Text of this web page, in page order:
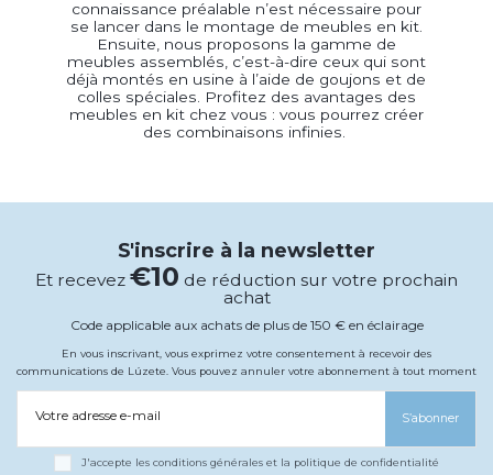
connaissance préalable n’est nécessaire pour
se lancer dans le montage de meubles en kit.
Ensuite, nous proposons la gamme de
meubles assemblés, c’est-à-dire ceux qui sont
déjà montés en usine à l’aide de goujons et de
colles spéciales. Profitez des avantages des
meubles en kit chez vous : vous pourrez créer
des combinaisons infinies.
S'inscrire à la newsletter
Et recevez €10 de réduction sur votre prochain
achat
Code applicable aux achats de plus de 150 € en éclairage
En vous inscrivant, vous exprimez votre consentement à recevoir des
communications de Lúzete. Vous pouvez annuler votre abonnement à tout moment
Votre adresse e-mail S’abonner
J'accepte les conditions générales et la politique de confidentialité